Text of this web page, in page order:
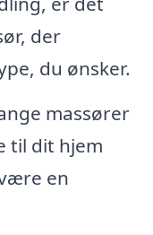
der
du ønsker.
massører
til dit hjem
en